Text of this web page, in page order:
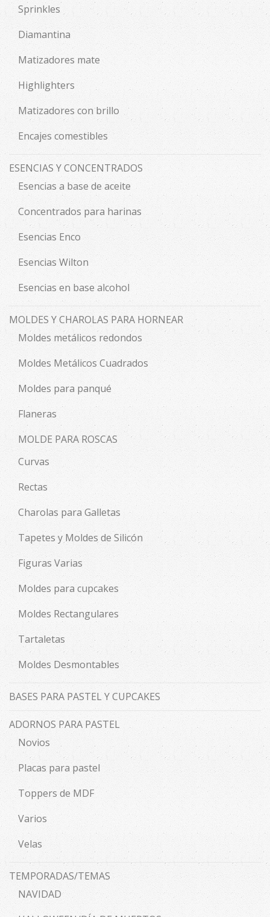
Sprinkles
Diamantina
Matizadores mate
Highlighters
Matizadores con brillo
Encajes comestibles
ESENCIAS Y CONCENTRADOS
Esencias a base de aceite
Concentrados para harinas
Esencias Enco
Esencias Wilton
Esencias en base alcohol
MOLDES Y CHAROLAS PARA HORNEAR
Moldes metálicos redondos
Moldes Metálicos Cuadrados
Moldes para panqué
Flaneras
MOLDE PARA ROSCAS
Curvas
Rectas
Charolas para Galletas
Tapetes y Moldes de Silicón
Figuras Varias
Moldes para cupcakes
Moldes Rectangulares
Tartaletas
Moldes Desmontables
BASES PARA PASTEL Y CUPCAKES
ADORNOS PARA PASTEL
Novios
Placas para pastel
Toppers de MDF
Varios
Velas
TEMPORADAS/TEMAS
NAVIDAD